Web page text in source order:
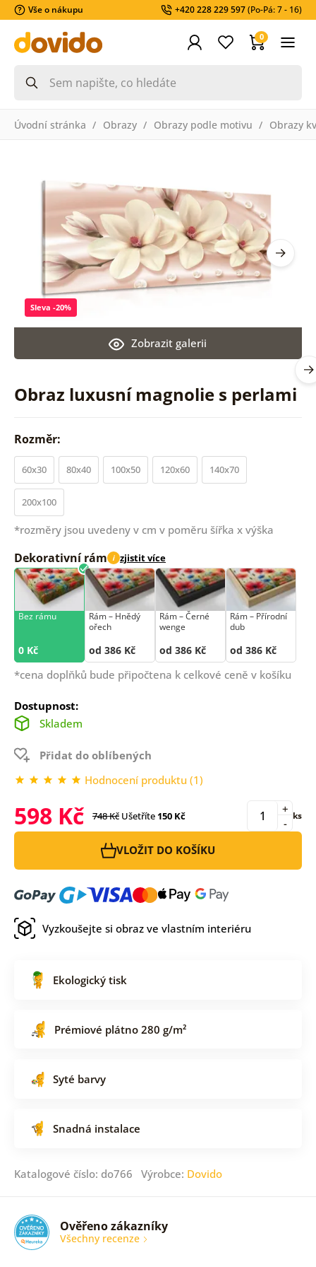
Vše o nákupu +420 228 229 597(Po-Pá: 7 - 16)
0
Úvodní stránka Obrazy Obrazy podle motivu Obrazy
Obraz luxusní magnolie s perlami
Zobrazit galerii
Sleva -20%
Rozměr:
60x30 80x40 100x50 120x60 140x70
200x100
*rozměry jsou uvedeny v cm v poměru šířka x výška
Dekorativní rám i zjistit více
Bez rámu
0 Kč
Rám –⁠⁠⁠⁠⁠⁠ Hnědý
ořech
od 386 Kč
Rám –⁠⁠⁠⁠⁠⁠ Černé
wenge
od 386 Kč
Rám –⁠⁠⁠⁠⁠⁠ Přírodní
dub
od 386 Kč
*cena doplňků bude připočtena k celkové ceně v košíku
Dostupnost:
Skladem
Přidat do oblíbených
Hodnocení produktu (1)
598 Kč 748 Kč Ušetříte150 Kč -
+ ks
VLOŽIT DO KOŠÍKU
Vyzkoušejte si obraz ve vlastním interiéru
Ekologický tisk
Prémiové plátno 280 g/m²
Syté barvy
Snadná instalace
Katalogové číslo: do766 Výrobce: Dovido
Ověřeno zákazníky
Všechny recenze